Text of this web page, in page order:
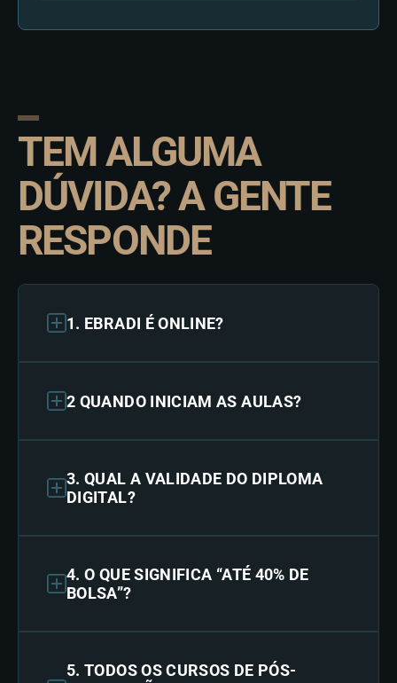
TEM ALGUMA
DÚVIDA? A GENTE
RESPONDE
1. EBRADI É ONLINE?
2 QUANDO INICIAM AS AULAS?
3. QUAL A VALIDADE DO DIPLOMA
DIGITAL?
4. O QUE SIGNIFICA “ATÉ 40% DE
BOLSA”?
5. TODOS OS CURSOS DE PÓS-